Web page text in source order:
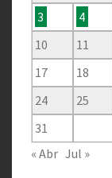
3
4
10
11
17
18
24
25
31
« Abr Jul »